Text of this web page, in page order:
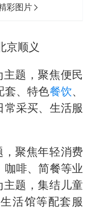
彩图片
京顺义
主题，聚焦便民
套、特色餐饮、
采买、生活服
，聚焦年轻消费
咖啡、简餐等业
主题，集结儿童
活馆等配套服